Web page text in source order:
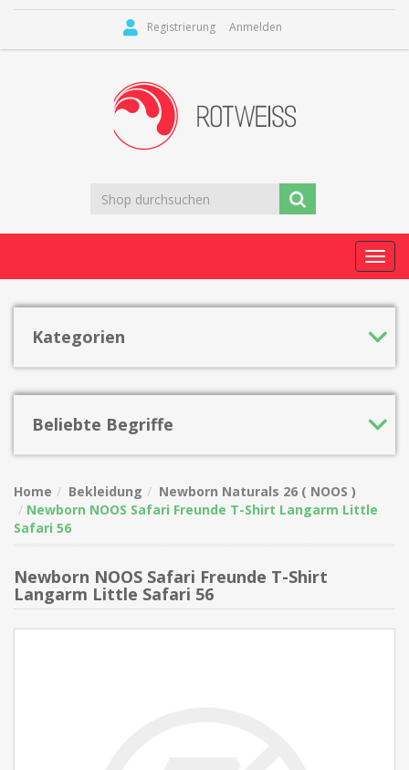
Registrierung Anmelden
Kategorien
Beliebte Begriffe
Home Bekleidung
Newborn Naturals 26 ( NOOS )
Newborn NOOS Safari Freunde T-Shirt Langarm Little
Safari 56
Newborn NOOS Safari Freunde T-Shirt
Langarm Little Safari 56